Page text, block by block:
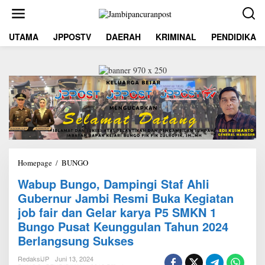
t
UTAMA JPPOSTV DAERAH KRIMINAL PENDIDIKAN
Homepage / BUNGO
b
u
p
B
u
n
g
o
Wabup Bungo, Dampingi Staf Ahli
Gubernur Jambi Resmi Buka Kegiatan
job fair dan Gelar karya P5 SMKN 1
Bungo Pusat Keunggulan Tahun 2024
Berlangsung Sukses
RedaksiJP
Juni 13, 2024